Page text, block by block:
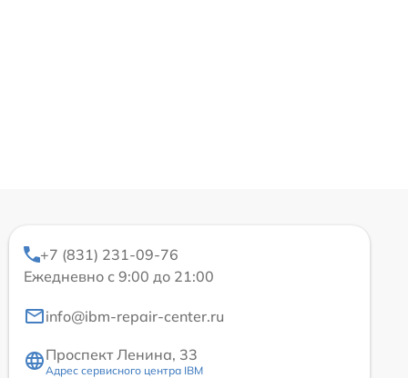
+7 (831) 231-09-76
Ежедневно с 9:00 до 21:00
info@ibm-repair-center.ru
Проспект Ленина, 33
Адрес сервисного центра IBM